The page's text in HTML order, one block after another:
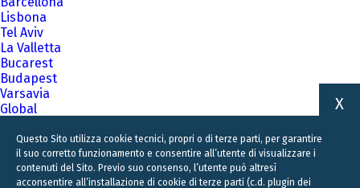
Lisbona
Tel Aviv
La Valletta
Bucarest
Budapest
Varsavia
Global
Questo Sito utilizza cookie tecnici, propri o di terze parti, per garantire
il suo corretto funzionamento e consentire all’utente di visualizzare i
contenuti del Sito. Previo suo consenso, l’utente può altresì
acconsentire all’installazione di cookie di terze parti (c.d. plugin dei
X